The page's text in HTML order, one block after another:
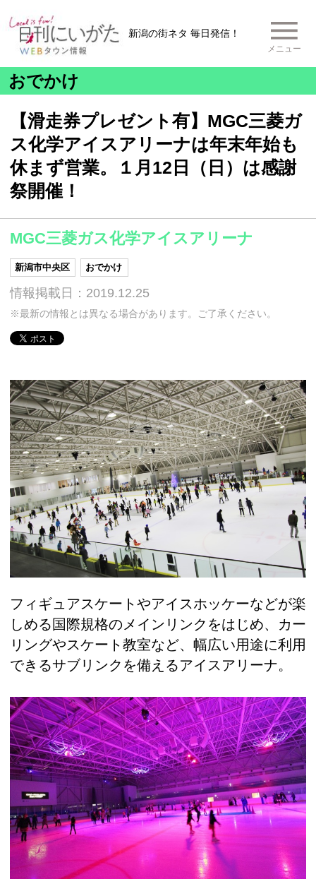
新潟の街ネタ 毎日発信！
メニュー
おでかけ
【滑走券プレゼント有】MGC三菱ガ
ス化学アイスアリーナは年末年始も
休まず営業。１月12日（日）は感謝
祭開催！
MGC三菱ガス化学アイスアリーナ
新潟市中央区 おでかけ
情報掲載日：2019.12.25
※最新の情報とは異なる場合があります。ご了承ください。
フィギュアスケートやアイスホッケーなどが楽
しめる国際規格のメインリンクをはじめ、カー
リングやスケート教室など、幅広い用途に利用
できるサブリンクを備えるアイスアリーナ。